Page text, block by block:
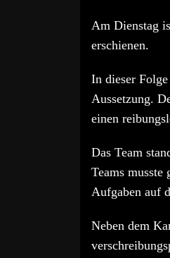
Am Dienstag
erschienen.
In dieser
Aussetzung.
einen
Das Team
Teams musste
Aufgaben auf
Neben dem